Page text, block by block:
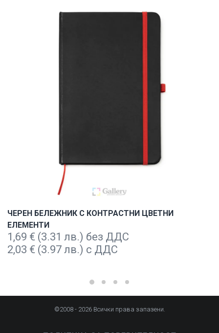
ЧЕРЕН БЕЛЕЖНИК С КОНТРАСТНИ ЦВЕТНИ
ЕЛЕМЕНТИ
1,69 € (3.31 лв.) без ДДС
2,03 € (3.97 лв.) с ДДС
©2008 - 2026 Всички права запазени.